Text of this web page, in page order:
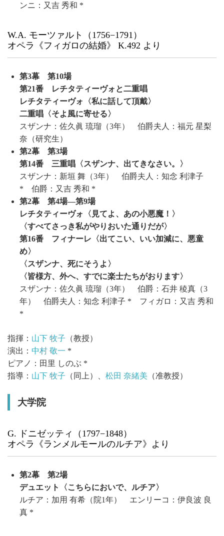
ンニ：又吉 秀和 *
W.A. モーツァルト（1756−1791）
オペラ《フィガロの結婚》 K.492 より
第3幕 第10場
第21番 レチタティーヴォと二重唱
レチタティーヴォ〈私に話して頂戴〉
二重唱〈そよ風に寄せる〉
スザンナ：佐久眞 琉瑠（3年） 伯爵夫人：福元 星梨
奈（研究生）
第2幕 第3場
第14番 三重唱〈スザンナ、出てきなさい。〉
スザンナ：新垣 舞（3年） 伯爵夫人：知念 利津子
* 伯爵：又吉 秀和 *
第2幕 第4場―第9場
レチタティーヴォ〈見てよ、あの小悪魔！〉
〈すべてさっき私がやりおいた通りだが〉
第16番 フィナーレ〈出てこい、いい加減に、悪童
め〉
〈スザンナ、死にそうよ〉
〈皆様方、外へ、すでに楽士たちがおります〉
スザンナ：佐久眞 琉瑠（3年） 伯爵：石井 稜真（3
年） 伯爵夫人：知念 利津子 * フィガロ：又吉 秀和
*
指揮： 山下 牧子 （教授）
演出： 中村 敬一 *
ピアノ：田里 しのぶ *
指導： 山下 牧子 （同上）、 松田 奈緒美 （准教授）
大学院
G. ドニゼッティ（1797−1848）
オペラ《ランメルモールのルチア》より
第2幕 第2場
デュエット〈こちらにおいで、ルチア〉
ルチア：加用 有希（院1年） エンリーコ：伊良波 良
真 *